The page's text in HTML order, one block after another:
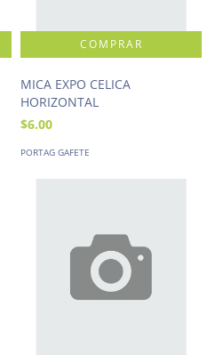
MICA EXPO CELICA
HORIZONTAL
$6.00
PORTAG GAFETE